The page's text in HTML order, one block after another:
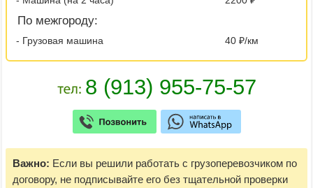
По межгороду:
- Грузовая машина 40 ₽/км
Важно: Если вы решили работать с грузоперевозчиком по
договору, не подписывайте его без тщательной проверки